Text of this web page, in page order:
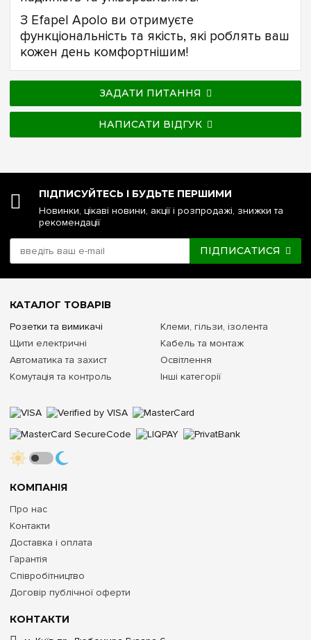
З Efapel Apolo ви отримуєте
функціональність та якість, які роблять ваш
кожен день комфортнішим!
ЗАДАТИ ПИТАННЯ
НАПИСАТИ ВІДГУК
ПІДПИСУЙТЕСЬ І БУДЬТЕ ПЕРШИМИ
Новинки, цікаві новини, акції і розпродажі, знижки та
рекомендації
ПІДПИСАТИСЯ
КОНТАКТИ
КОМПАНІЯ
Про нас
Контакти
Доставка і оплата
Гарантія
Співробітництво
Договір публічної оферти
КАТАЛОГ ТОВАРІВ
Розетки та вимикачі
Щити електричні
Автоматика та захист
Комутація та контроль
Клеми, гільзи, ізолента
Кабель та монтаж
Освітлення
Інші категорії